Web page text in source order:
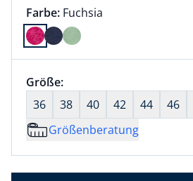
Farbauswahl:
Farbe: aktuell ausgewählt:
Fuchsia
Farbe Fuchsia ausgewählt
Größenauswahl:
Größe:nichts ausgewählt
36
38 40 42 44 46
Größenberatung